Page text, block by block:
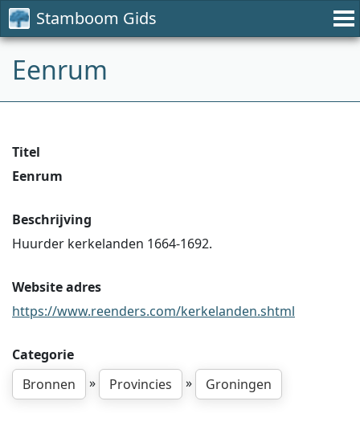
Stamboom Gids
Eenrum
Titel
Eenrum
Beschrijving
Huurder kerkelanden 1664-1692.
Website adres
https://www.reenders.com/kerkelanden.shtml
Categorie
Bronnen
» Provincies » Groningen